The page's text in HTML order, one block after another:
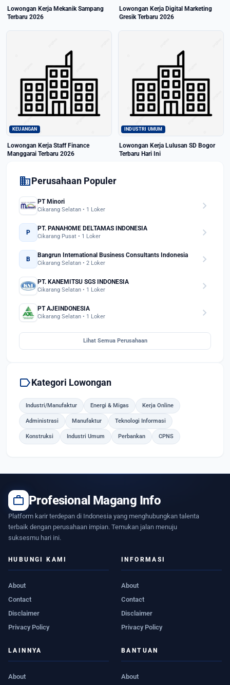
Lowongan Kerja Mekanik Sampang
Terbaru 2026
Lowongan Kerja Digital Marketing
Gresik Terbaru 2026
KEUANGAN
Lowongan Kerja Staff Finance
Manggarai Terbaru 2026
INDUSTRI UMUM
Lowongan Kerja Lulusan SD Bogor
Terbaru Hari Ini
domainPerusahaan Populer
PT Minori
Cikarang Selatan • 1 Loker chevron_right
P
PT. PANAHOME DELTAMAS INDONESIA
Cikarang Pusat • 1 Loker chevron_right
B
Bangrun International Business Consultants Indonesia
Cikarang Selatan • 2 Loker chevron_right
PT. KANEMITSU SGS INDONESIA
Cikarang Selatan • 1 Loker chevron_right
PT AJEINDONESIA
Cikarang Selatan • 1 Loker chevron_right
Lihat Semua Perusahaan
labelKategori Lowongan
Industri/Manufaktur Energi & Migas Kerja Online
Administrasi Manufaktur Teknologi Informasi
Konstruksi Industri Umum Perbankan CPNS
work Profesional Magang Info
Platform karir terdepan di Indonesia yang menghubungkan talenta
terbaik dengan perusahaan impian. Temukan jalan menuju
suksesmu hari ini.
HUBUNGI KAMI
About
Contact
Disclaimer
Privacy Policy
INFORMASI
About
Contact
Disclaimer
Privacy Policy
LAINNYA
About
BANTUAN
About